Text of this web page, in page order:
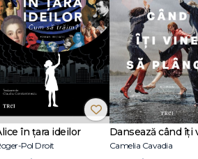
în țara ideilor
Pol Droit Camelia Cavadia